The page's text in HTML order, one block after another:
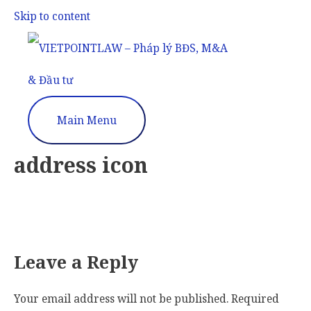
Skip to content
Main Menu
address icon
Leave a Reply
Your email address will not be published.Required